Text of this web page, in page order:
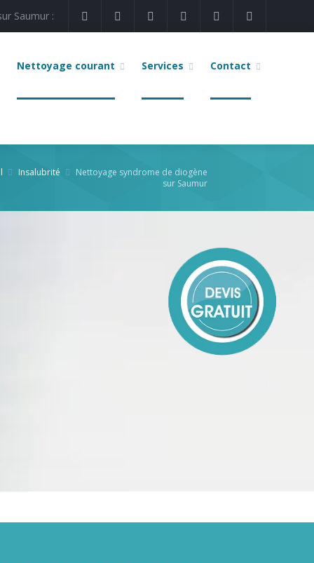
Saumur :
Nettoyage courant Services Contact
Insalubrité
Nettoyage syndrome de diogène
sur Saumur